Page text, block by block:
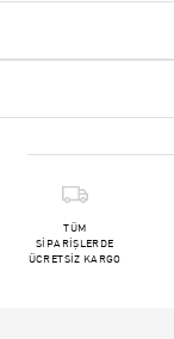
TÜM
SİPARİŞLERDE
ÜCRETSİZ KARGO